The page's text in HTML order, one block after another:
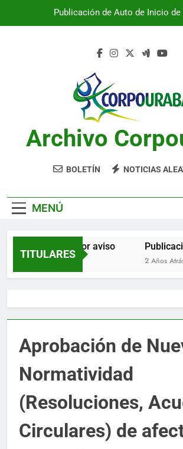
Publicación de Auto de Inicio de
Notificación
Publicación de Auto de Inicio de
Publicación de Auto de Inicio de
Archivo
BOLETÍN NOTICIAS
MENÚ
TITULARES
Notificación por aviso
2 Años Atrás 2 Años Atrás
Aprobación de
Normatividad
(Resoluciones,
Circulares) de